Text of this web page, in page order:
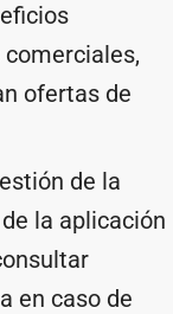
ofertas de
de la
la aplicación
en caso de